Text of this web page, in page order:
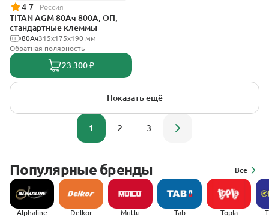
4.7 Россия
TITAN AGM 80Ач 800А, ОП,
стандартные клеммы
315x175x190 мм
80Ач
Обратная полярность
23 300 ₽
Показать ещё
1 2 3
Популярные бренды Все
Alphaline Delkor Mutlu Tab Topla